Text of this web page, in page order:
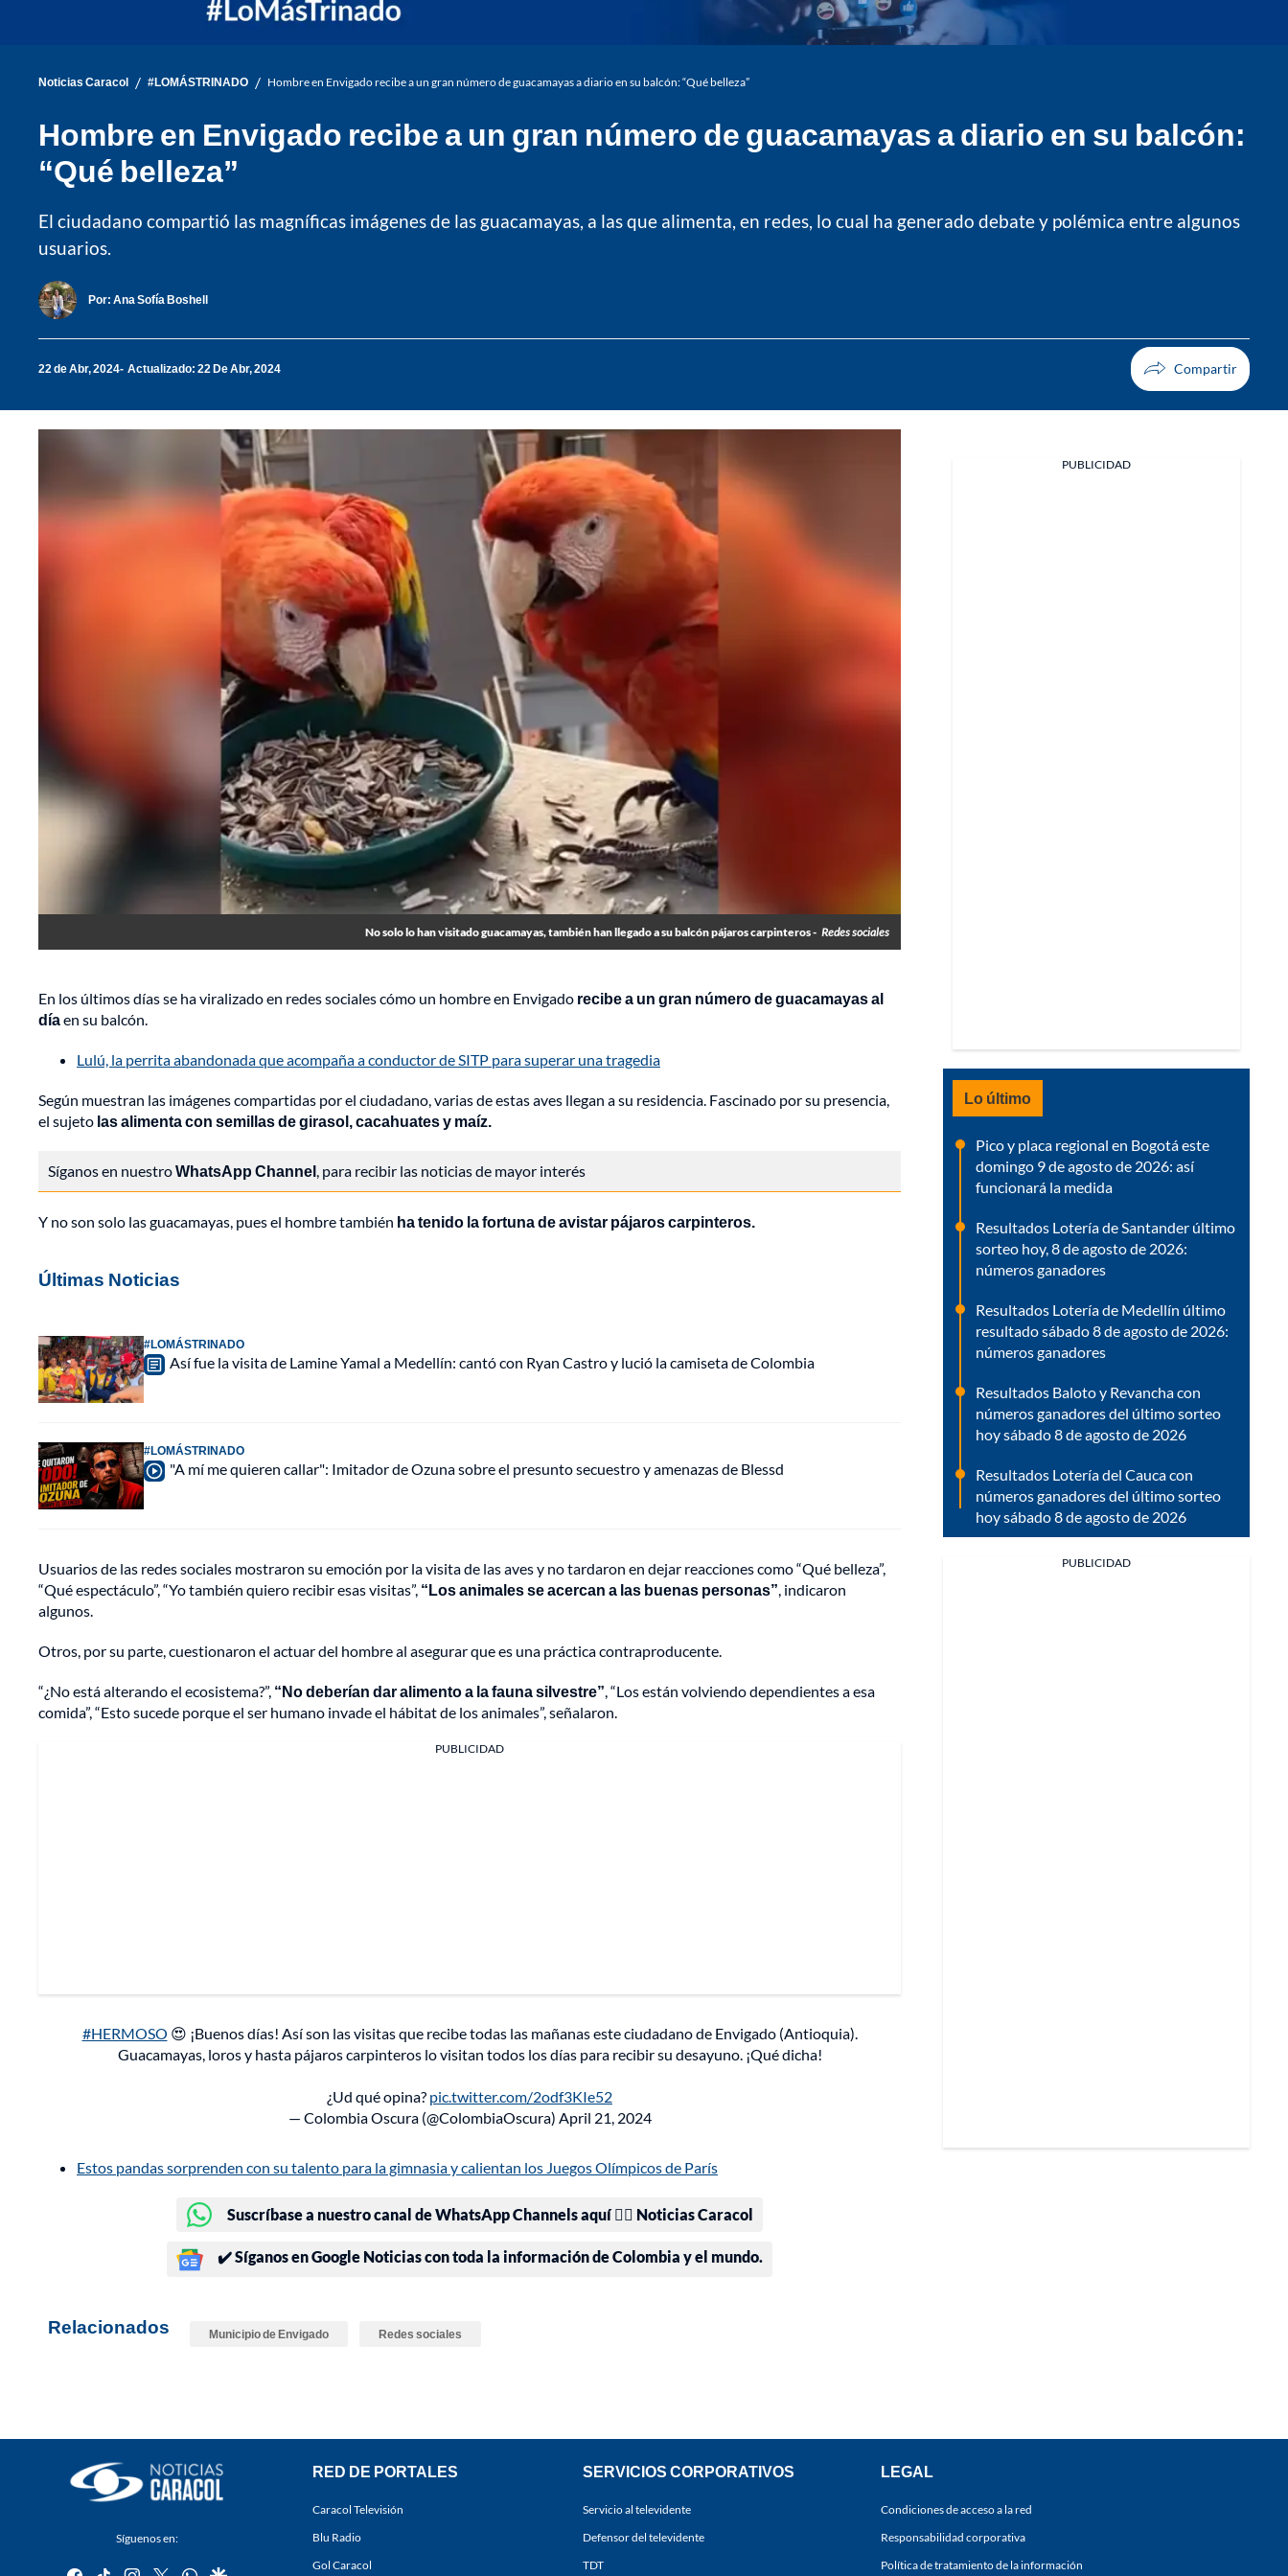
Noticias Caracol / #LOMÁSTRINADO / Hombre en Envigado recibe a un gran número de guacamayas a diario en su balcón: “Qué belleza”
Hombre en Envigado recibe a un gran número de guacamayas a diario en su balcón:
“Qué belleza”
El ciudadano compartió las magníficas imágenes de las guacamayas, a las que alimenta, en redes, lo cual ha generado debate y polémica entre algunos
usuarios.
Por: Ana Sofía Boshell
22 de Abr, 2024 Actualizado: 22 De Abr, 2024
No solo lo han visitado guacamayas, también han llegado a su balcón pájaros carpinteros - Redes sociales
En los últimos días se ha viralizado en redes sociales cómo un hombre en Envigado recibe a un gran número de guacamayasal
díaen su balcón.
Lulú, la perrita abandonada que acompaña a conductor de SITP para superar una tragedia
Según muestran las imágenes compartidas por el ciudadano, varias de estas aves llegan a su residencia. Fascinado por su presencia,
el sujeto las alimenta con semillas de girasol, cacahuates y maíz.
Síganos en nuestroWhatsApp Channel, para recibir las noticias de mayor interés
Y no son solo las guacamayas, pues el hombre también ha tenido la fortuna de avistar pájaros carpinteros.
Últimas Noticias
#LOMÁSTRINADO
Así fue la visita de Lamine Yamal a Medellín: cantó con Ryan Castro y lució la camiseta de Colombia
#LOMÁSTRINADO
"A mí me quieren callar": Imitador de Ozuna sobre el presunto secuestro y amenazas de Blessd
Usuarios de las redes sociales mostraron su emoción por la visita de las aves y no tardaron en dejar reacciones como “Qué belleza”,
“Qué espectáculo”, “Yo también quiero recibir esas visitas”, “Los animales se acercan a las buenas personas”, indicaron
algunos.
Otros, por su parte, cuestionaron el actuar del hombre al asegurar que es una práctica contraproducente.
“¿No está alterando el ecosistema?”, “No deberían dar alimento a la fauna silvestre”, “Los están volviendo dependientes a esa
comida”, “Esto sucede porque el ser humano invade el hábitat de los animales”, señalaron.
PUBLICIDAD
#HERMOSO 😍 ¡Buenos días! Así son las visitas que recibe todas las mañanas este ciudadano de Envigado (Antioquia).
Guacamayas, loros y hasta pájaros carpinteros lo visitan todos los días para recibir su desayuno. ¡Qué dicha!
¿Ud qué opina? pic.twitter.com/2odf3KIe52
— Colombia Oscura (@ColombiaOscura) April 21, 2024
Estos pandas sorprenden con su talento para la gimnasia y calientan los Juegos Olímpicos de París
Suscríbase a nuestro canal de WhatsApp Channels aquí 👉🏻 Noticias Caracol
✔️ Síganos en Google Noticias con toda la información de Colombia y el mundo.
Relacionados Municipio de Envigado Redes sociales
PUBLICIDAD
Lo último
Pico y placa regional en Bogotá este
domingo 9 de agosto de 2026: así
funcionará la medida
Resultados Lotería de Santander último
sorteo hoy, 8 de agosto de 2026:
números ganadores
Resultados Lotería de Medellín último
resultado sábado 8 de agosto de 2026:
números ganadores
Resultados Baloto y Revancha con
números ganadores del último sorteo
hoy sábado 8 de agosto de 2026
Resultados Lotería del Cauca con
números ganadores del último sorteo
hoy sábado 8 de agosto de 2026
PUBLICIDAD
Síguenos en:
RED DE PORTALES
Caracol Televisión
Blu Radio
Gol Caracol
SERVICIOS CORPORATIVOS
Servicio al televidente
Defensor del televidente
TDT
LEGAL
Condiciones de acceso a la red
Responsabilidad corporativa
Política de tratamiento de la información